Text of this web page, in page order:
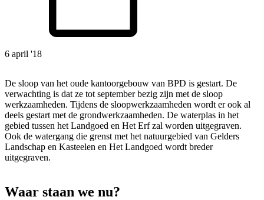
6 april '18
De sloop van het oude kantoorgebouw van BPD is gestart. De
verwachting is dat ze tot september bezig zijn met de sloop
werkzaamheden. Tijdens de sloopwerkzaamheden wordt er ook al
deels gestart met de grondwerkzaamheden. De waterplas in het
gebied tussen het Landgoed en Het Erf zal worden uitgegraven.
Ook de watergang die grenst met het natuurgebied van Gelders
Landschap en Kasteelen en Het Landgoed wordt breder
uitgegraven.
Waar staan we nu?